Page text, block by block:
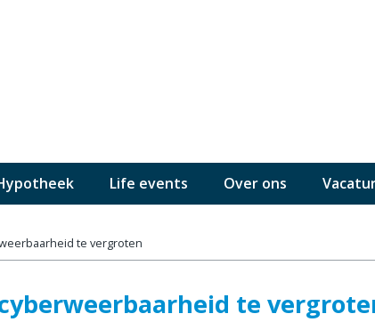
Life events Over ons
te vergroten
te